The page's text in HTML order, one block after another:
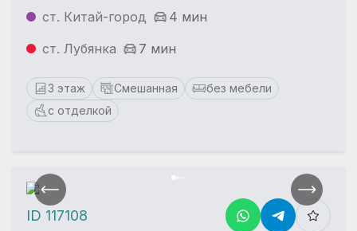
ст. Китай-город
4 мин
ст. Лубянка
7 мин
3 этаж Смешанная
без мебели
с отделкой
ID 117108